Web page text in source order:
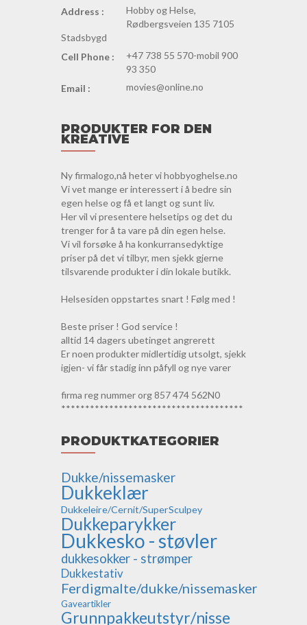
Address :
Hobby og Helse,
Rødbergsveien 135 7105
Stadsbygd
Cell Phone :
+47 738 55 570-mobil 900
93 350
Email :
movies@online.no
PRODUKTER FOR DEN
KREATIVE
Ny firmalogo,nå heter vi hobbyoghelse.no
Vi vet mange er interessert i å bedre sin
egen helse og få et langt og sunt liv.
Her vil vi presentere helsetips og det du
trenger for å ta vare på din egen helse.
Vi vil forsøke å ha konkurransedyktige
priser på det vi tilbyr, men sjekk gjerne
tilsvarende produkter i din lokale butikk.
Helsesiden oppstartes snart ! Følg med !
Beste priser ! God service !
alltid 14 dagers ubetinget angrerett
Er noen produkter midlertidig utsolgt, sjekk
igjen- vi får stadig inn påfyll og nye varer
firma reg nummer org 857 474 562N0
**************************************
PRODUKTKATEGORIER
Dukke/nissemasker
Dukkeklær
Dukkeleire/Cernit/SuperSculpey
Dukkeparykker
Dukkesko - støvler
dukkesokker - strømper
Dukkestativ
Ferdigmalte/dukke/nissemasker
Gaveartikler
Grunnpakkeutstyr/nisse